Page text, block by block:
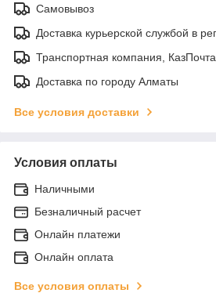
Самовывоз
Доставка курьерской службой в
Транспортная компания, КазПочта
Доставка по городу Алматы
Все условия доставки
Условия оплаты
Наличными
Безналичный расчет
Онлайн платежи
Онлайн оплата
Все условия оплаты